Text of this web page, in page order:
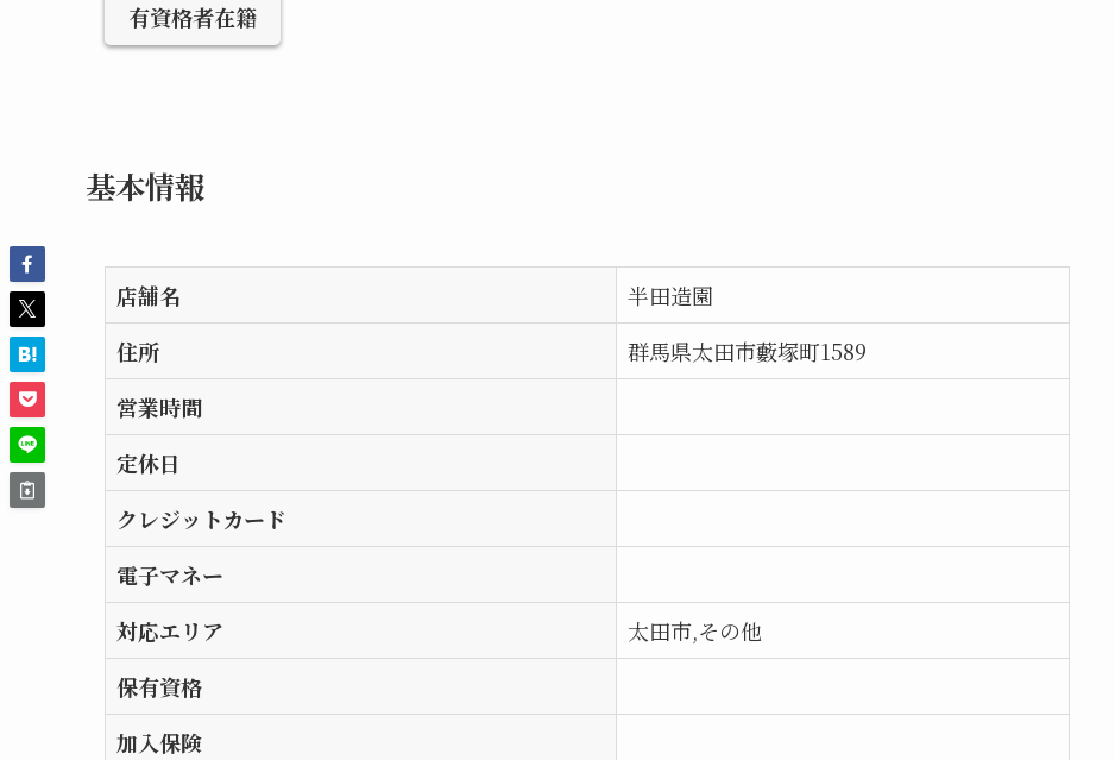
有資格者在籍
基本情報
店舗名
半田造園
住所
群馬県太田市藪塚町1589
営業時間
定休日
クレジットカード
電子マネー
対応エリア
太田市,その他
保有資格
加入保険